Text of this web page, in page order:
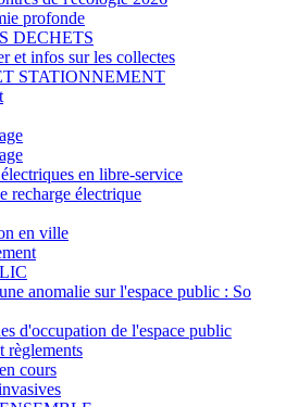
profonde
DECHETS
et infos sur les collectes
STATIONNEMENT
en libre-service
recharge électrique
en ville
anomalie sur l'espace public : So
d'occupation de l'espace public
règlements
cours